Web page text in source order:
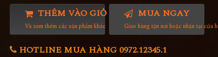
THÊM VÀO GIỎ HÀNG
Và xem thêm các sản phẩm khác
MUA NGAY
Giao hàng tận nơi hoặc nhận tại cửa
HOTLINE MUA HÀNG 0972.12345.1